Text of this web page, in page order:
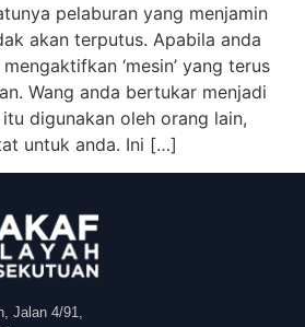
pelaburan yang menjamin
akan terputus. Apabila anda
‘mesin’ yang terus
Wang anda bertukar menjadi
digunakan oleh orang lain,
untuk anda. Ini […]
Jalan 4/91,